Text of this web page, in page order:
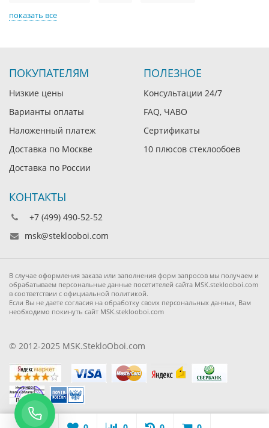
показать все
ПОКУПАТЕЛЯМ
Низкие цены
Варианты оплаты
Наложенный платеж
Доставка по Москве
Доставка по России
ПОЛЕЗНОЕ
Консультации 24/7
FAQ, ЧАВО
Сертификаты
10 плюсов стеклообоев
КОНТАКТЫ
+7 (499) 490-52-52
msk@steklooboi.com
В случае оформления заказа или заполнения форм запросов мы получаем и
обрабатываем персональные данные посетителей сайта MSK.steklooboi.com
в соответствии с официальной политикой.
Если Вы не даете согласия на обработку своих персональных данных, Вам
необходимо покинуть сайт MSK.steklooboi.com
© 2012-2025 MSK.StekloOboi.com